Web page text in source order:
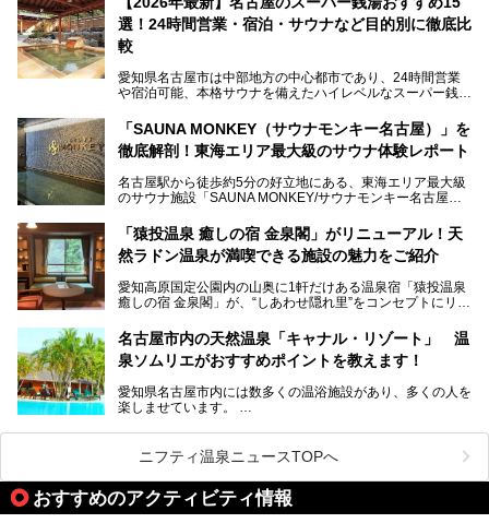
この地で30年にわたり愛され続けてきた施設だからこそ、
地元住民をはじめオープンを待ちわびている人も多いのでは
ないでしょうか。
老朽化した設備の補修を機に、2年前からじっくり構想を練
ってきたというだけあって、館内の充実度は想像以上。
以前の4倍に拡張したという露天エリアや10の浴槽、40人収
容の巨大なスタジアムサウナに、岩盤浴やリラクゼーション
までまるごと楽しめる施設に生まれ変わりました。
今回は、全面リニューアルして新しくなった「スパアクアス
選！24時間営業・宿泊・サウナなど目的別に徹底比
較
愛知県名古屋市は中部地方の中心都市であり、24時間営業
や宿泊可能、本格サウナを備えたハイレベルなスーパー銭湯
そのため、「日々の仕事の疲れを心身ともにリセットした
い」「休日に時間を忘れて1日中ダラダラ過ごしたい」「コ
くある点が魅力です！
お好みの温泉施設を見つけて楽しんでくださいね。
「SAUNA MONKEY（サウナモンキー名古屋）」を
徹底解剖！東海エリア最大級のサウナ体験レポート
名古屋駅から徒歩約5分の好立地にある、東海エリア最大級
のサウナ施設「SAUNA MONKEY/サウナモンキー名古屋」
「名古屋駅周辺ってサウナが少ないよね」という声をよく耳
にするだけあり、アクセスの良さにも胸が高鳴ります。
今回は普段は男性専用となっているパブリックサウナが、女
さっそく取材してきました！
「猿投温泉 癒しの宿 金泉閣」がリニューアル！天
然ラドン温泉が満喫できる施設の魅力をご紹介
愛知高原国定公園内の山奥に1軒だけある温泉宿「猿投温泉
癒しの宿 金泉閣」が、“しあわせ隠れ里”をコンセプトにリニ
天然ラドン温泉が堪能できるお風呂や、新設・改装された客
室、地元の食材と温泉水で作られたお料理……。
ご紹介します。
名古屋市内の天然温泉「キャナル・リゾート」 温
泉ソムリエがおすすめポイントを教えます！
愛知県名古屋市内には数多くの温浴施設があり、多くの人を
楽しませています。
ムリエの目線で紹介していきます！
名古屋市内にはスーパー銭湯や日帰り温泉が多く、「どこに
行こうかな？」と悩んでしまう方も多いと思います。
ぜひこの記事を参考にして「キャナル・リゾート」に出かけ
てみるのはいかがでしょうか？
ニフティ温泉ニュースTOPへ
おすすめのアクティビティ情報